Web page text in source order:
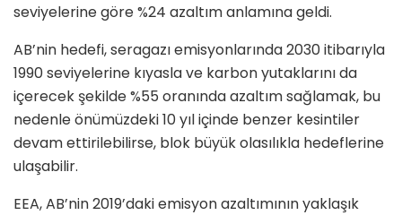
seviyelerine göre %24 azaltım anlamına geldi.
AB’nin hedefi, seragazı emisyonlarında 2030 itibarıyla
1990 seviyelerine kıyasla ve karbon yutaklarını da
içerecek şekilde %55 oranında azaltım sağlamak, bu
nedenle önümüzdeki 10 yıl içinde benzer kesintiler
devam ettirilebilirse, blok büyük olasılıkla hedeflerine
ulaşabilir.
EEA, AB’nin 2019’daki emisyon azaltımının yaklaşık